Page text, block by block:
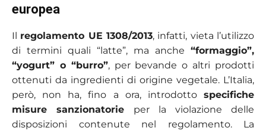
europea
Il regolamento UE 1308/2013, infatti, vieta l’utilizzo
di termini quali “latte”, ma anche “formaggio”,
“yogurt” o “burro”, per bevande o altri prodotti
ottenuti da ingredienti di origine vegetale. L’Italia,
però, non ha, fino a ora, introdotto specifiche
misure sanzionatorie per la violazione delle
disposizioni contenute nel regolamento. La